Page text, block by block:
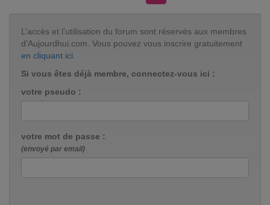
L’accès et l’utilisation du forum sont réservés aux membres
d'Aujourdhui.com. Vous pouvez vous inscrire gratuitement
en cliquant ici.
Si vous êtes déjà membre, connectez-vous ici :
votre pseudo :
votre mot de passe :
(envoyé par email)